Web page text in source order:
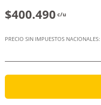
$400.490 c/u
PRECIO SIN IMPUESTOS NACIONALES: